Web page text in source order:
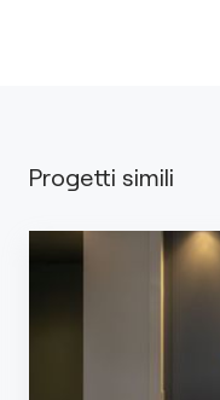
Progetti simili